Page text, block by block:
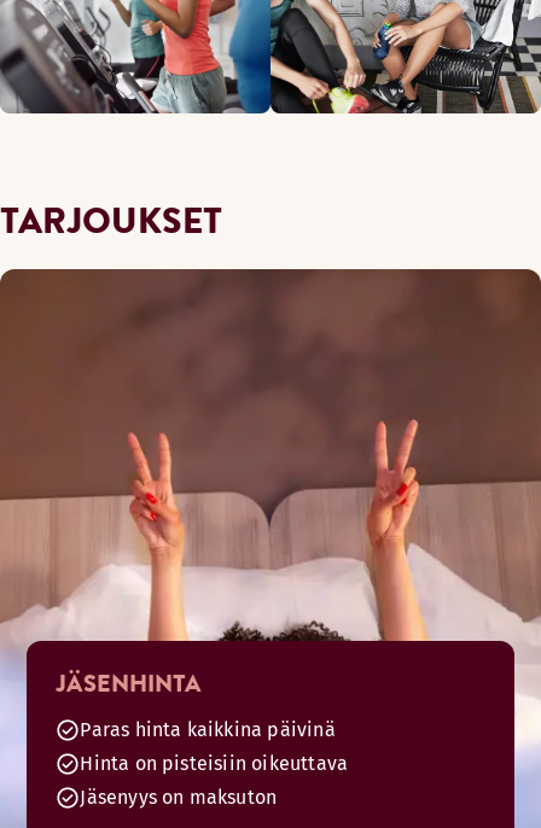
TARJOUKSET
JÄSENHINTA
Paras hinta kaikkina päivinä
Hinta on pisteisiin oikeuttava
Jäsenyys on maksuton